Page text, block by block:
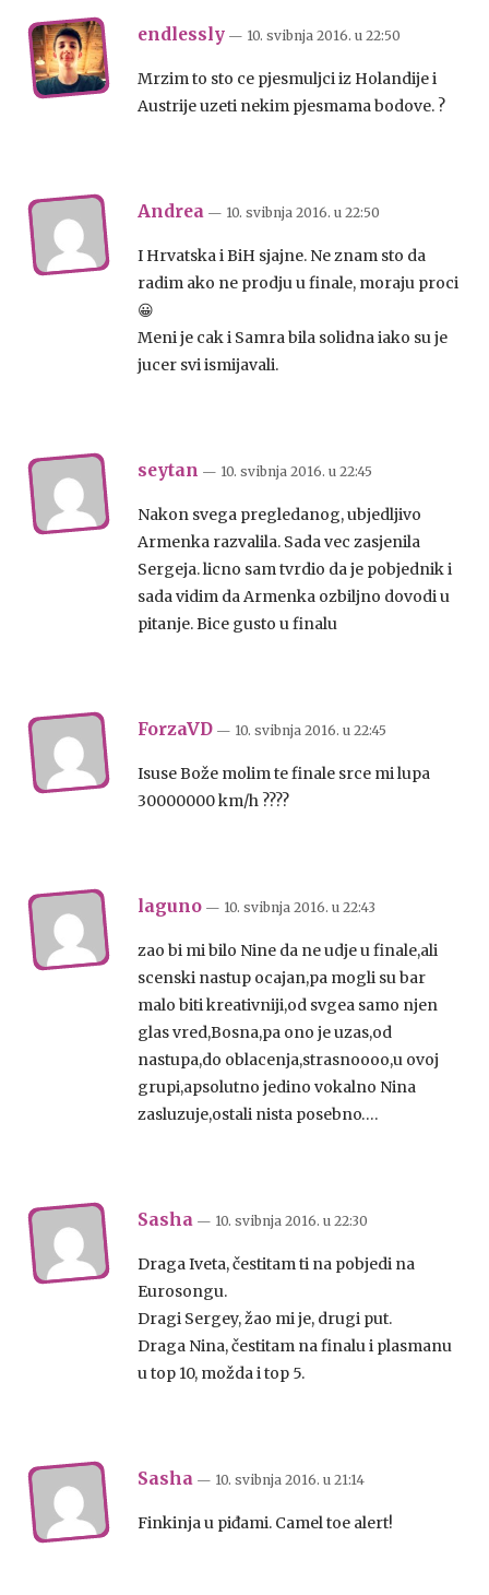
endlessly — 10. svibnja 2016. u 22:50
Mrzim to sto ce pjesmuljci iz Holandije i
Austrije uzeti nekim pjesmama bodove. ?
Andrea — 10. svibnja 2016. u 22:50
I Hrvatska i BiH sjajne. Ne znam sto da
radim ako ne prodju u finale, moraju proci
😀
Meni je cak i Samra bila solidna iako su je
jucer svi ismijavali.
seytan — 10. svibnja 2016. u 22:45
Nakon svega pregledanog, ubjedljivo
Armenka razvalila. Sada vec zasjenila
Sergeja. licno sam tvrdio da je pobjednik i
sada vidim da Armenka ozbiljno dovodi u
pitanje. Bice gusto u finalu
ForzaVD — 10. svibnja 2016. u 22:45
Isuse Bože molim te finale srce mi lupa
30000000 km/h ????
laguno — 10. svibnja 2016. u 22:43
zao bi mi bilo Nine da ne udje u finale,ali
scenski nastup ocajan,pa mogli su bar
malo biti kreativniji,od svgea samo njen
glas vred,Bosna,pa ono je uzas,od
nastupa,do oblacenja,strasnoooo,u ovoj
grupi,apsolutno jedino vokalno Nina
zasluzuje,ostali nista posebno….
Sasha — 10. svibnja 2016. u 22:30
Draga Iveta, čestitam ti na pobjedi na
Eurosongu.
Dragi Sergey, žao mi je, drugi put.
Draga Nina, čestitam na finalu i plasmanu
u top 10, možda i top 5.
Sasha — 10. svibnja 2016. u 21:14
Finkinja u piđami. Camel toe alert!